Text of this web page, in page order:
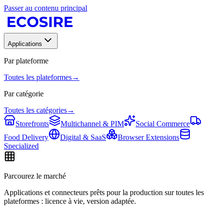
Passer au contenu principal
Applications
Par plateforme
Toutes les plateformes→
Par catégorie
Toutes les catégories→
Storefronts
Multichannel & PIM
Social Commerce
Food Delivery
Digital & SaaS
Browser Extensions
Specialized
Parcourez le marché
Applications et connecteurs prêts pour la production sur toutes les
plateformes : licence à vie, version adaptée.